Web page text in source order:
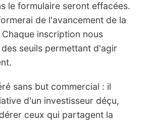
le formulaire seront effacées.
de l'avancement de la
inscription nous
seuils permettant d'agir
sans but commercial : il
d'un investisseur déçu,
ceux qui partagent la